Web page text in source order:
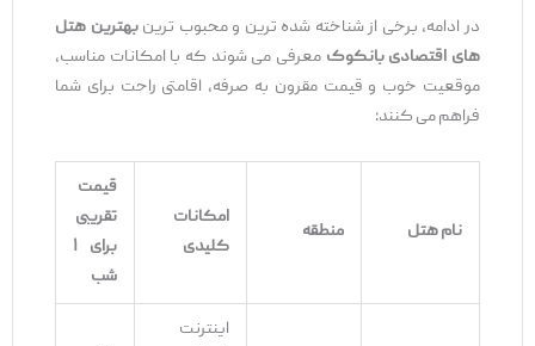
در ادامه، برخی از شناخته ‌شده ‌ترین و محبوب ‌ترینبهترین هتل‌
های اقتصادی بانکوکمعرفی می ‌شوند که با امکانات مناسب،
موقعیت خوب و قیمت مقرون ‌به‌ صرفه، اقامتی راحت برای شما
فراهم می‌ کنند:
نام هتل منطقه
امکانات
کلیدی
قیمت
تقریبی
شب
اینترنت